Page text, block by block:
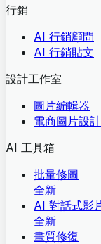
行銷
AI 行銷顧問
AI 行銷貼文
設計工作室
圖片編輯器
電商圖片設計
AI 工具箱
批量修圖
全新
AI 對話式影
全新
畫質修復